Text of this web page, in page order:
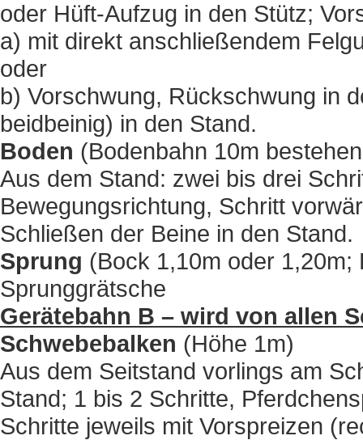
oder Hüft-Aufzug in den Stütz;
a) mit direkt anschließendem
oder
b) Vorschwung, Rückschwung in
beidbeinig) in den Stand.
Boden (Bodenbahn 10m
Aus dem Stand: zwei bis drei
Bewegungsrichtung, Schritt
Schließen der Beine in den Stand.
Sprung (Bock 1,10m oder
Sprunggrätsche
Gerätebahn B – wird von allen
Schwebebalken (Höhe 1m)
Aus dem Seitstand vorlings am
Stand; 1 bis 2 Schritte,
Schritte jeweils mit Vorspreizen